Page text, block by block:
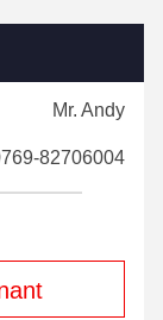
Mr. Andy
82706004